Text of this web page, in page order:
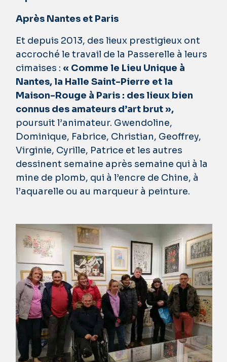
Après Nantes et Paris
Et depuis 2013, des lieux prestigieux ont
accroché le travail de la Passerelle à leurs
cimaises : « Comme le Lieu Unique à
Nantes, la Halle Saint-Pierre et la
Maison-Rouge à Paris : des lieux bien
connus des amateurs d’art brut »,
poursuit l’animateur. Gwendoline,
Dominique, Fabrice, Christian, Geoffrey,
Virginie, Cyrille, Patrice et les autres
dessinent semaine après semaine qui à la
mine de plomb, qui à l’encre de Chine, à
l’aquarelle ou au marqueur à peinture.